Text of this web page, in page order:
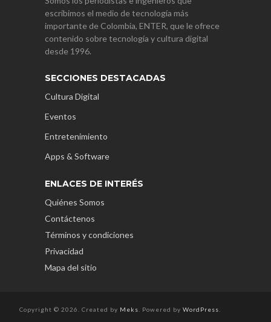
escribimos el medio de tecnología más
importante de Colombia, ENTER, que le ofrece
contenido sobre tecnología y cultura digital
desde 1996.
SECCIONES DESTACADAS
Cultura Digital
Eventos
Entretenimiento
Apps & Software
ENLACES DE INTERÉS
Quiénes Somos
Contáctenos
Términos y condiciones
Privacidad
Mapa del sitio
Copyright © 2026. Created by Meks . Powered by WordPress